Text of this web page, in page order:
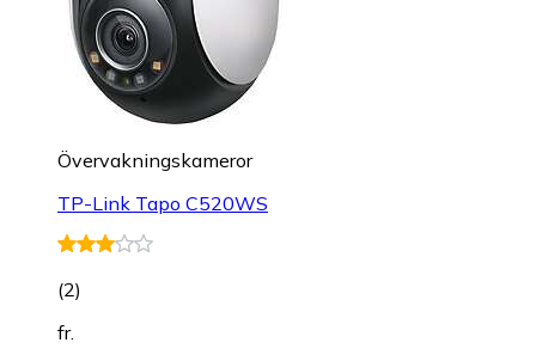
Övervakningskameror
TP-Link Tapo C520WS
(2)
fr.